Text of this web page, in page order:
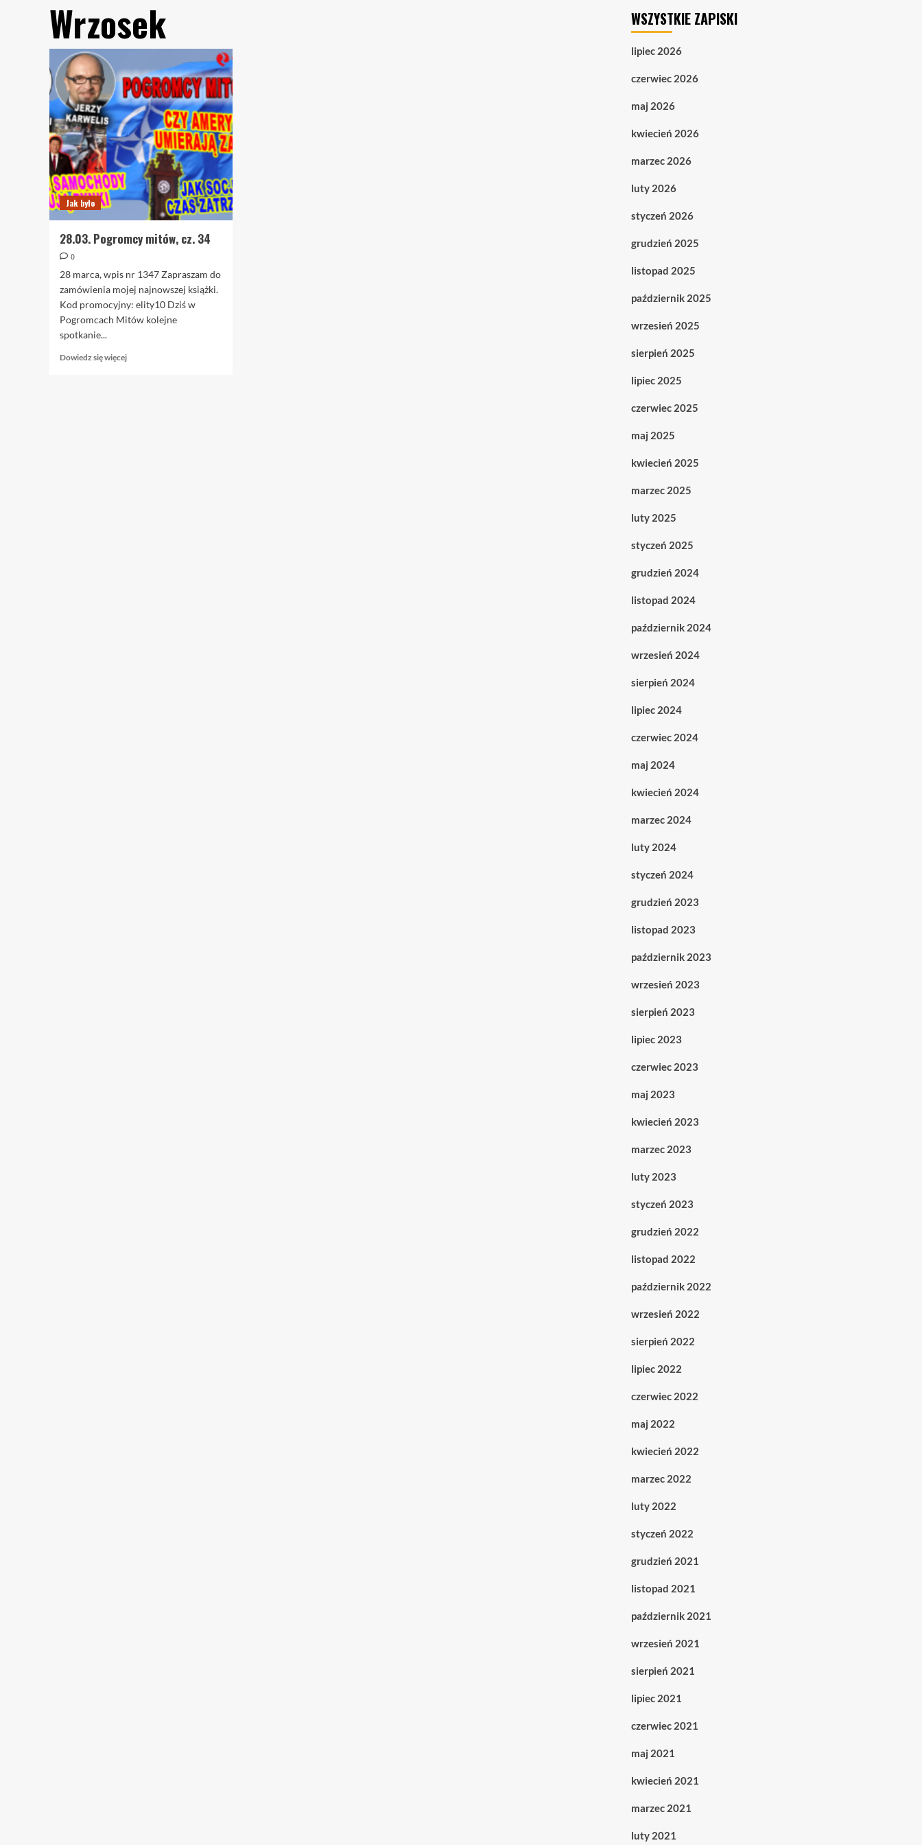
Wrzosek
Jak było
28.03. Pogromcy mitów, cz. 34
0
28 marca, wpis nr 1347 Zapraszam do
zamówienia mojej najnowszej książki.
Kod promocyjny: elity10 Dziś w
Pogromcach Mitów kolejne
spotkanie...
Dowiedz się więcejDowiedz
WSZYSTKIE ZAPISKI
lipiec 2026
czerwiec 2026
maj 2026
kwiecień 2026
marzec 2026
luty 2026
styczeń 2026
grudzień 2025
listopad 2025
październik 2025
wrzesień 2025
sierpień 2025
lipiec 2025
czerwiec 2025
maj 2025
kwiecień 2025
marzec 2025
luty 2025
styczeń 2025
grudzień 2024
listopad 2024
październik 2024
wrzesień 2024
sierpień 2024
lipiec 2024
czerwiec 2024
maj 2024
kwiecień 2024
marzec 2024
luty 2024
styczeń 2024
grudzień 2023
listopad 2023
październik 2023
wrzesień 2023
sierpień 2023
lipiec 2023
czerwiec 2023
maj 2023
kwiecień 2023
marzec 2023
luty 2023
styczeń 2023
grudzień 2022
listopad 2022
październik 2022
wrzesień 2022
sierpień 2022
lipiec 2022
czerwiec 2022
maj 2022
kwiecień 2022
marzec 2022
luty 2022
styczeń 2022
grudzień 2021
listopad 2021
październik 2021
wrzesień 2021
sierpień 2021
lipiec 2021
czerwiec 2021
maj 2021
kwiecień 2021
marzec 2021
luty 2021